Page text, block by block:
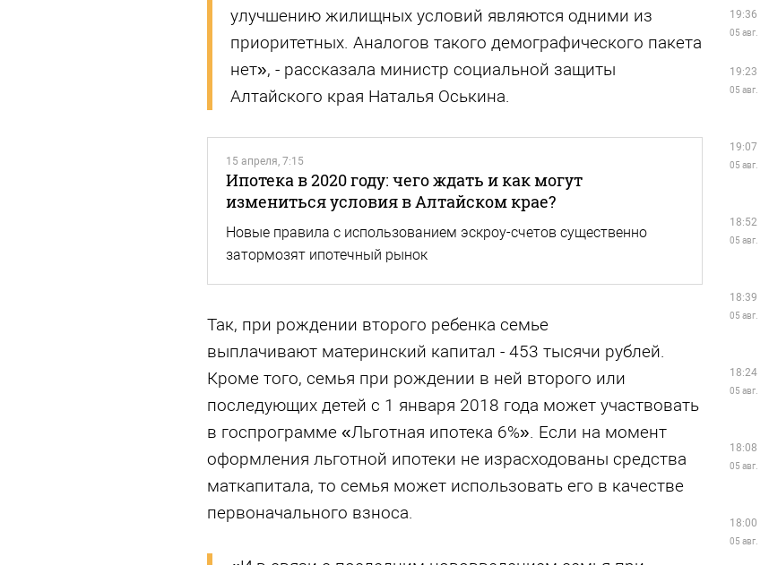
улучшению жилищных условий являются одними из
приоритетных. Аналогов такого демографического пакета
нет», - рассказала министр социальной защиты
Алтайского края Наталья Оськина.
15 апреля, 7:15
Ипотека в 2020 году: чего ждать и как могут
измениться условия в Алтайском крае?
Новые правила с использованием эскроу-счетов существенно
затормозят ипотечный рынок
Так, при рождении второго ребенка семье
выплачивают материнский капитал - 453 тысячи рублей.
Кроме того, семья при рождении в ней второго или
последующих детей с 1 января 2018 года может участвовать
в госпрограмме «Льготная ипотека 6%». Если на момент
оформления льготной ипотеки не израсходованы средства
маткапитала, то семья может использовать его в качестве
первоначального взноса.
19:36
05 авг.
19:23
05 авг.
19:07
05 авг.
18:52
05 авг.
18:39
05 авг.
18:24
05 авг.
18:08
05 авг.
18:00
05 авг.